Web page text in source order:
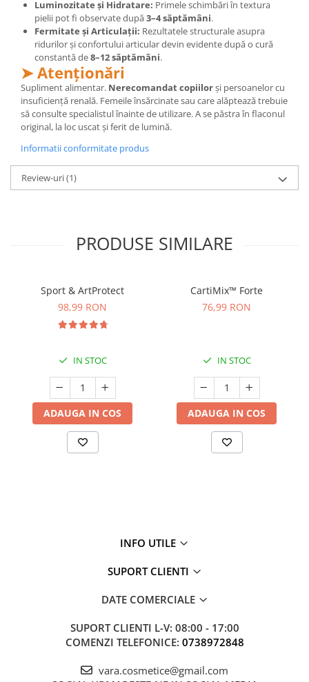
Luminozitate și Hidratare: Primele schimbări în textura
pielii pot fi observate după3–4 săptămâni.
Fermitate și Articulații: Rezultatele structurale asupra
ridurilor și confortului articular devin evidente după o cură
constantă de8–12 săptămâni.
➤ Atenționări
Supliment alimentar. Nerecomandat copiilorși persoanelor cu
insuficiență renală. Femeile însărcinate sau care alăptează trebuie
să consulte specialistul înainte de utilizare. A se păstra în flaconul
original, la loc uscat și ferit de lumină.
Informatii conformitate produs
Review-uri(1)
PRODUSE SIMILARE
Sport & ArtProtect
98,99 RON
IN STOC
ADAUGA IN COS
CartiMix™ Forte
76,99 RON
IN STOC
ADAUGA IN COS
INFO UTILE
SUPORT CLIENTI
DATE COMERCIALE
SUPORT CLIENTI L-V: 08:00 - 17:00
COMENZI TELEFONICE: 0738972848
vara.cosmetice@gmail.com